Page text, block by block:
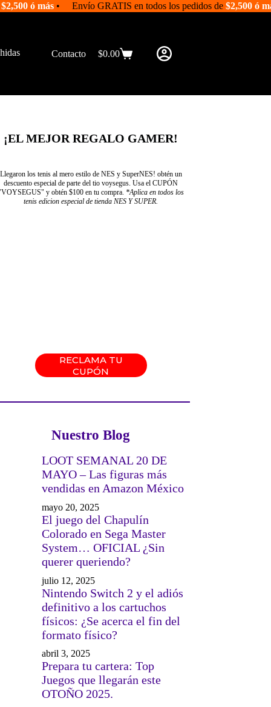
$2,500 ó más • Envío GRATIS en todos los pedidos de $2,500 ó
Contacto
Shopping
$0.00
¡EL MEJOR REGALO GAMER!
Llegaron los tenis al mero estilo de NES y SuperNES! obtén un
descuento especial de parte del tio voysegus. Usa el CUPÓN
y obtén $100 en tu compra. *Aplica en todos los
tenis edicion especial de tienda NES Y SUPER.
RECLAMA TU
CUPÓN
Nuestro Blog
LOOT SEMANAL 20 DE
MAYO – Las figuras más
vendidas en Amazon México
mayo 20, 2025
El juego del Chapulín
Colorado en Sega Master
System… OFICIAL ¿Sin
querer queriendo?
julio 12, 2025
Nintendo Switch 2 y el adiós
definitivo a los cartuchos
físicos: ¿Se acerca el fin del
formato físico?
abril 3, 2025
Prepara tu cartera: Top
Juegos que llegarán este
OTOÑO 2025.